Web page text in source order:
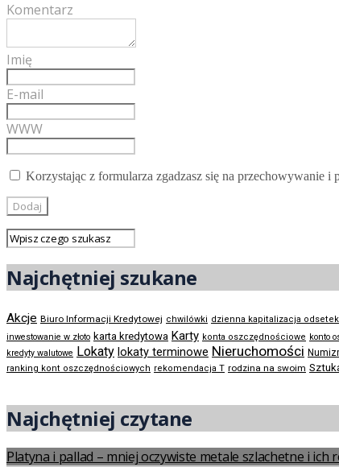
Komentarz
Imię
E-mail
WWW
Korzystając z formularza zgadzasz się na przechowywanie
Najchętniej szukane
Akcje Biuro Informacji Kredytowej chwilówki dzienna kapitalizacja odsetek
inwestowanie w złoto karta kredytowa Karty konta oszczędnościowe konto
kredyty walutowe Lokaty lokaty terminowe Nieruchomości
ranking kont oszczędnościowych rekomendacja T rodzina na swoim
Najchętniej czytane
Platyna i pallad – mniej oczywiste metale szlachetne i